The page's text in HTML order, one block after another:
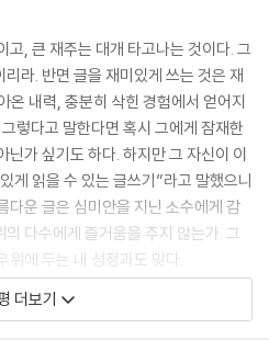
못한다. 그러나 우리가 꼭 필요하다
이 담긴 비닐봉지일 때가 있다. 판매할
지만, 조립할 때는 봉지가 필요 없다.
목은 아무래도 경험에서 나오겠으나,
기가 될 것 같은 단어나 조사는 미련
장에 반했어요.” 이것은 내가 번역한
손가락이 굳기 전까지 기꺼이 훌륭한
이다. 그것이 내게 맞는, 세상에서 가장
번역에 살고 죽고』는 번역가란 직업
편견을 깨트렸다. 가계를 책임지는 가
에 없던 프리랜서의 처절하고도 전투
한 충격을 안겨줬다.
에게 ‘작가보다 권남희란 이름을 보고
이 두터운 번역가지만, 그가 처음부터
국물까지 먹고 와서 취업하지 못한 채
놓지 않은 것은 독서와 글쓰기, 기획과
소설 번역에 기뻐하기도 잠시, 첫 번역
기다 잡지 번역 아르바이트보다도 낮
기억을 남겼다.
했던 저자는 좌절 대신 가능성을 발견
하며 내실을 다져나갔다. 글쓰기에도
고, 큰 재주는 대개 타고나는 것이다. 그
라. 반면 글을 재미있게 쓰는 것은 재
온 내력, 충분히 삭힌 경험에서 얻어지
렇다고 말한다면 혹시 그에게 잠재한
닌가 싶기도 하다. 하지만 그 자신이 이
게 읽을 수 있는 글쓰기”라고 말했으니
다운 글은 심미안을 지닌 소수에게 감
다수에게 즐거움을 주지 않는가. 그
위에 두는 내 성정과도 맞다.
로서 자신의 삶과 경험을 내밀하고 생
표방하는 재미있는 글쓰기의 지향과 부
더보기